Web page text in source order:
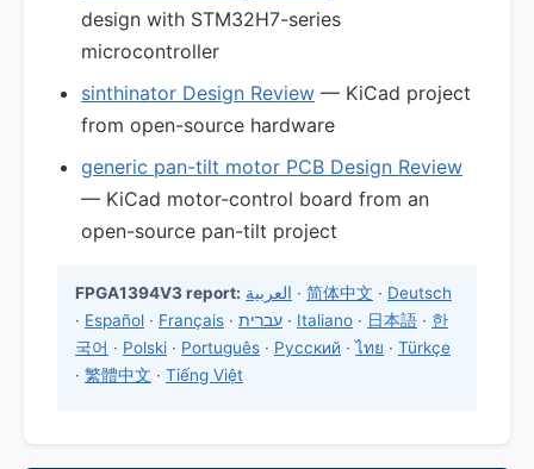
design with STM32H7-series
microcontroller
sinthinator Design Review — KiCad project
from open-source hardware
generic pan-tilt motor PCB Design Review
— KiCad motor-control board from an
open-source pan-tilt project
FPGA1394V3 report: العربية · 简体中文 · Deutsch
· Español · Français · עברית · Italiano · 日本語 · 한
국어 · Polski · Português · Русский ·ไทย · Türkçe
· 繁體中文 · Tiếng Việt